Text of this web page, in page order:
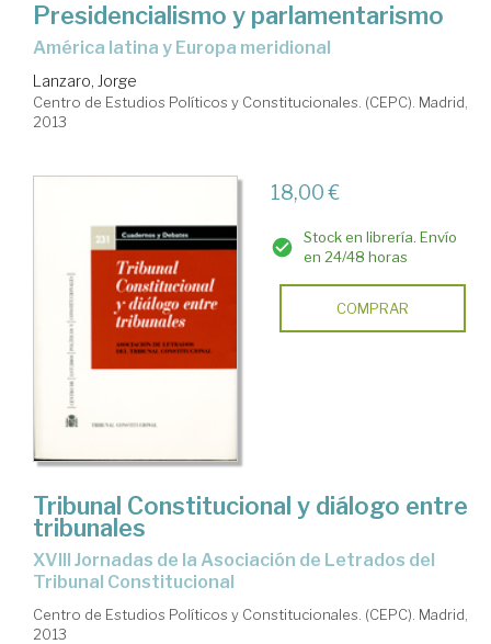
Presidencialismo y parlamentarismo
América latina y Europa meridional
Lanzaro, Jorge
Centro de Estudios Políticos y Constitucionales. (CEPC). Madrid,
2013
18,00 €
Stock en librería. Envío
en 24/48 horas
COMPRAR
Tribunal Constitucional y diálogo entre
tribunales
XVIII Jornadas de la Asociación de Letrados del
Tribunal Constitucional
Centro de Estudios Políticos y Constitucionales. (CEPC). Madrid,
2013